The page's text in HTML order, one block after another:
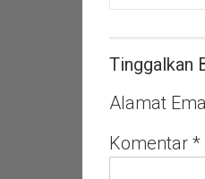
Tinggalkan
Alamat
Komentar *